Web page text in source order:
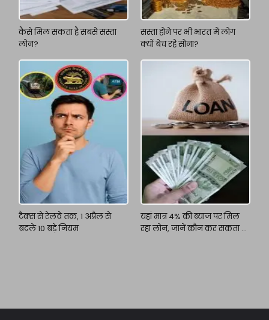
कैसे मिल सकता है सबसे सस्ता
लोन?
सस्ता होने पर भी भारत में लोग
क्यों बेच रहे सोना?
टैक्स से रेलवे तक, 1 अप्रैल से
बदले 10 बड़े नियम
यहां मात्र 4% की ब्याज पर मिल
रहा लोन, जानें कौन कर सकता है